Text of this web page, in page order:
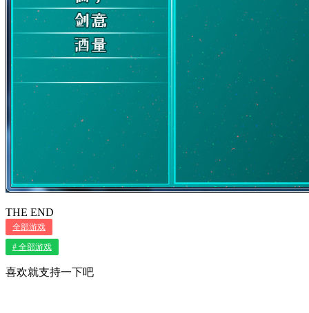
THE END
全部游戏
# 全部游戏
喜欢就支持一下吧